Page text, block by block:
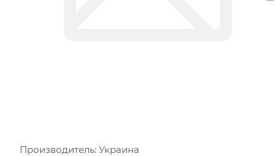
Производитель: Украина